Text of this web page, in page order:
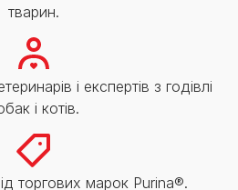
тварин.
і експертів з годівлі
і котів.
торгових марок Purina®.